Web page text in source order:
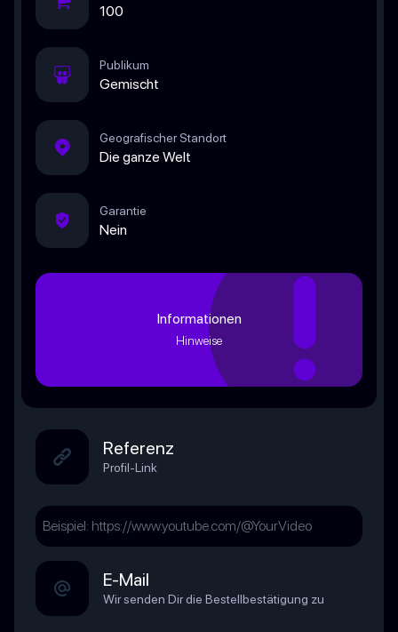
100
Publikum
Gemischt
Geografischer Standort
Die ganze Welt
Garantie
Nein
Informationen
Hinweise
Referenz
Profil-Link
E-Mail
Wir senden Dir die Bestellbestätigung zu